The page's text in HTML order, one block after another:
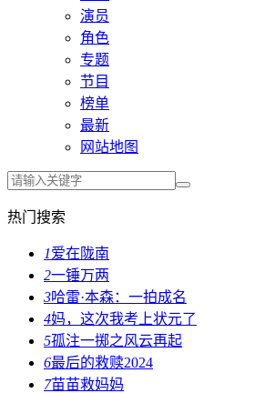
演员
角色
专题
节目
榜单
最新
网站地图
热门搜索
1爱在陇南
2一锤万两
3哈雷·本森：一拍成名
4妈，这次我考上状元了
5孤注一掷之风云再起
6最后的救赎2024
7苗苗救妈妈